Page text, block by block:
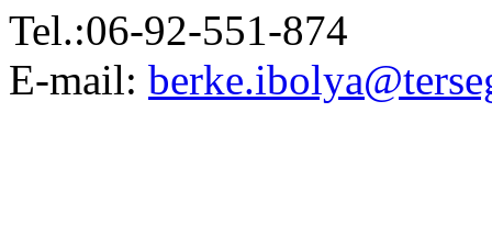
Tel.:06-92-551-874
E-mail: